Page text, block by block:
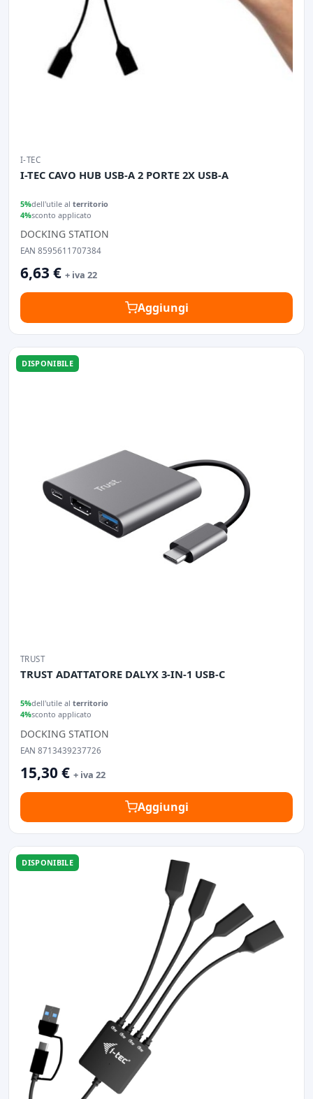
I-TEC
I-TEC CAVO HUB USB-A 2 PORTE 2X USB-A
5%dell'utile al territorio
4%sconto applicato
DOCKING STATION
EAN 8595611707384
6,63 € + iva 22
Aggiungi
DISPONIBILE
TRUST
TRUST ADATTATORE DALYX 3-IN-1 USB-C
5%dell'utile al territorio
4%sconto applicato
DOCKING STATION
EAN 8713439237726
15,30 € + iva 22
Aggiungi
DISPONIBILE